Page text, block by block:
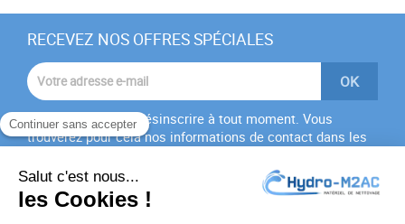
RECEVEZ NOS OFFRES SPÉCIALES
Vous pouvez vous désinscrire à tout moment. Vous
trouverez pour cela nos informations de contact dans les
J'accepte lesconditions générales
politique de
confidentialité